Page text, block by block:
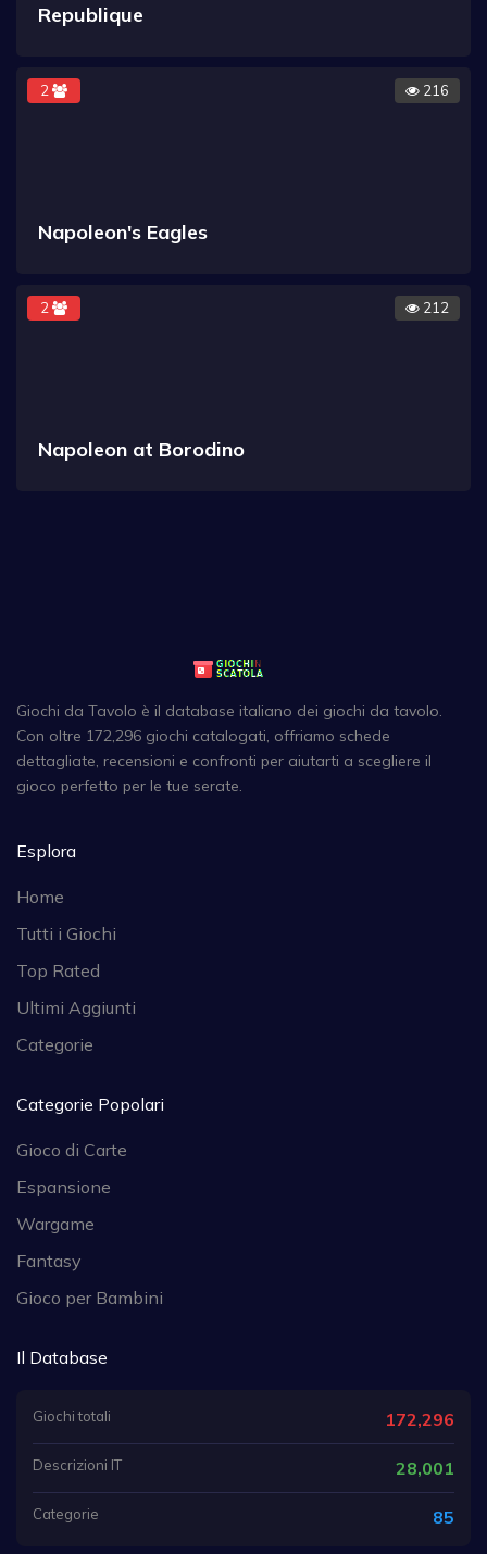
Republique
2 216
Napoleon's Eagles
2 212
Napoleon at Borodino
Giochi da Tavolo è il database italiano dei giochi da tavolo.
Con oltre 172,296 giochi catalogati, offriamo schede
dettagliate, recensioni e confronti per aiutarti a scegliere il
gioco perfetto per le tue serate.
Esplora
Home
Tutti i Giochi
Top Rated
Ultimi Aggiunti
Categorie
Categorie Popolari
Gioco di Carte
Espansione
Wargame
Fantasy
Gioco per Bambini
Il Database
Giochi totali 172,296
Descrizioni IT 28,001
Categorie 85